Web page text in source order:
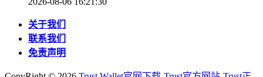
关于我们
联系我们
免责声明